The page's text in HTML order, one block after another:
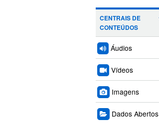
CENTRAIS DE
CONTEÚDOS
Áudios
Vídeos
Imagens
Dados Abertos